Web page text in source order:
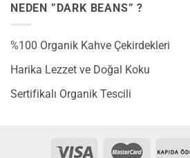
NEDEN ”DARK BEANS” ?
%100 Organik Kahve Çekirdekleri
Harika Lezzet ve Doğal Koku
Sertifikalı Organik Tescili